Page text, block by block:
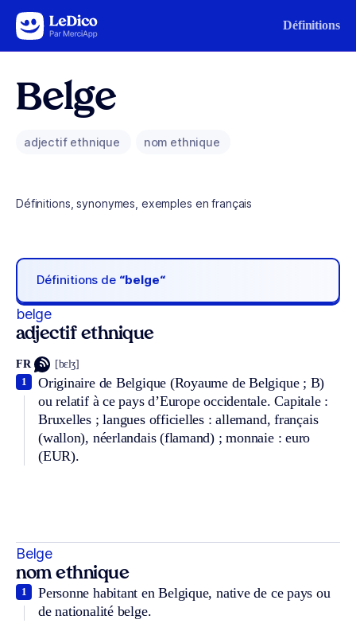
Aller au contenu Définitions
Belge
adjectif ethnique nom ethnique
Définitions, synonymes, exemples en français
Définitions de “belge“
belge
adjectif ethnique
FR [bɛlʒ]
Originaire de Belgique (Royaume de Belgique ; B)
ou relatif à ce pays d’Europe occidentale. Capitale :
Bruxelles ; langues officielles : allemand, français
(wallon), néerlandais (flamand) ; monnaie : euro
(EUR).
1
Belge
nom ethnique
Personne habitant en Belgique, native de ce pays ou
de nationalité belge.
1